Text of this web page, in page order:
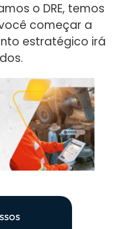
o DRE, temos
começar a
estratégico irá